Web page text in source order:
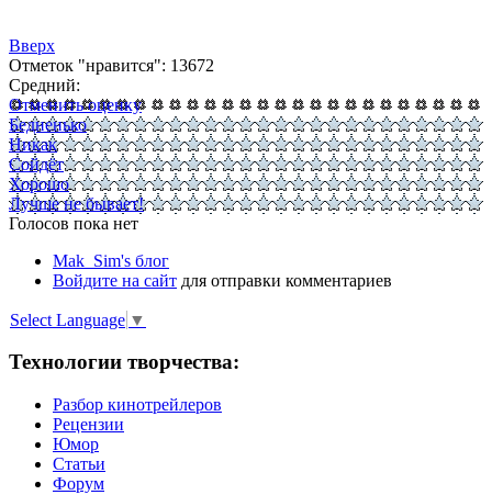
Вверх
Отметок "нравится": 13672
Средний:
Отменить оценку
Бедненько
Никак
Сойдёт
Хорошо
Лучше не бывает!
Голосов пока нет
Mak_Sim's блог
Войдите на сайт для отправки комментариев
Select Language ▼
Технологии творчества:
Разбор кинотрейлеров
Рецензии
Юмор
Статьи
Форум